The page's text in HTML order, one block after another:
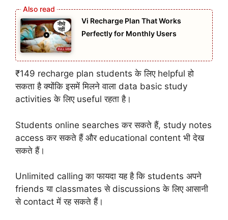
Vi Recharge Plan That Works
Perfectly for Monthly Users
₹149 recharge plan students के लिए helpful हो
सकता है क्योंकि इसमें मिलने वाला data basic study
activities के लिए useful रहता है।
Students online searches कर सकते हैं, study notes
access कर सकते हैं और educational content भी देख
सकते हैं।
Unlimited calling का फायदा यह है कि students अपने
friends या classmates से discussions के लिए आसानी
से contact में रह सकते हैं।